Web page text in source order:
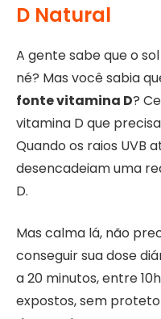
D Natural
A gente sabe que o
né? Mas você sabia
fonte vitamina D?
vitamina D que
Quando os raios UVB
desencadeiam uma
D.
Mas calma lá, não
conseguir sua dose
a 20 minutos, entre
expostos, sem